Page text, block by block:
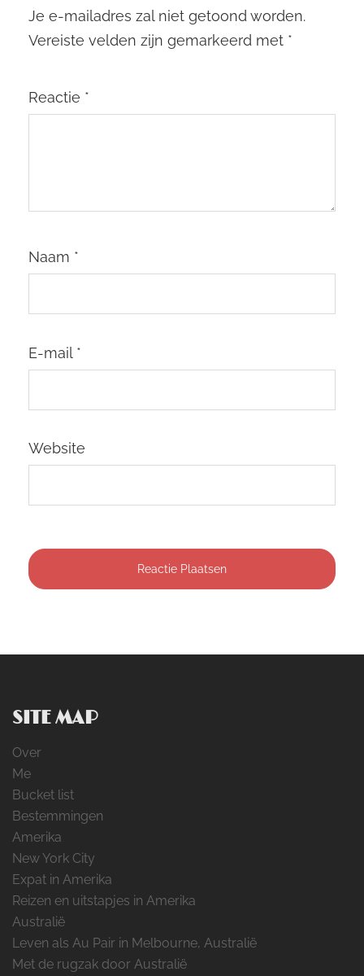
Je e-mailadres zal niet getoond worden.
Vereiste velden zijn gemarkeerd met *
Reactie *
Naam *
E-mail *
Website
SITE MAP
Over
Me
Bucket list
Bestemmingen
Amerika
New York City
Expat in Amerika
Reizen en uitstapjes in Amerika
Australië
Leven als Au Pair in Melbourne, Australië
Met de rugzak door Australië